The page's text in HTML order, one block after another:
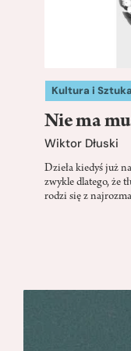
Kultura i Sztuka
Nie ma
Wiktor Dłuski
Dzieła kiedyś już
zwykle dlatego, że
rodzi się z